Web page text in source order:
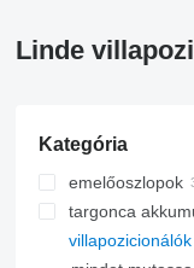
Linde
Kategória
emelőoszlopok
targonca
villapozicionálók